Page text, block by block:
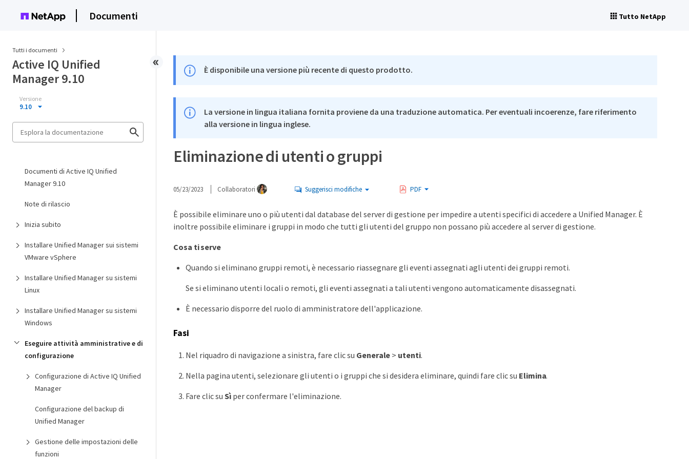
Documenti Tutto NetApp
Tutti i documenti
Active IQ Unified
Manager 9.10
Versione
9.10
Documenti di Active IQ Unified
Manager 9.10
Note di rilascio
Inizia subito
Installare Unified Manager sui sistemi
VMware vSphere
Installare Unified Manager su sistemi
Linux
Installare Unified Manager su sistemi
Windows
Eseguire attività amministrative e di
configurazione
Configurazione di Active IQ Unified
Manager
Configurazione del backup di
Unified Manager
Gestione delle impostazioni delle
funzioni
È disponibile una versione più recente di questo prodotto.
La versione in lingua italiana fornita proviene da una traduzione automatica. Per eventuali incoerenze, fare riferimento
alla versione in lingua inglese.
Eliminazione di utenti o gruppi
05/23/2023 Collaboratori Suggerisci modifiche PDF
È possibile eliminare uno o più utenti dal database del server di gestione per impedire a utenti specifici di accedere a Unified Manager. È
inoltre possibile eliminare i gruppi in modo che tutti gli utenti del gruppo non possano più accedere al server di gestione.
Cosa ti serve
Quando si eliminano gruppi remoti, è necessario riassegnare gli eventi assegnati agli utenti dei gruppi remoti.
Se si eliminano utenti locali o remoti, gli eventi assegnati a tali utenti vengono automaticamente disassegnati.
È necessario disporre del ruolo di amministratore dell'applicazione.
Fasi
Nel riquadro di navigazione a sinistra, fare clic su Generale > utenti.
Nella pagina utenti, selezionare gli utenti o i gruppi che si desidera eliminare, quindi fare clic su Elimina.
Fare clic su Sìper confermare l'eliminazione.